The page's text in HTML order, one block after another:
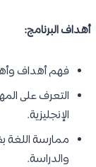
أهداف البرنامج:
فهم أهداف
التعرف على
الإنجليزية.
ممارسة اللغة
والدراسة.